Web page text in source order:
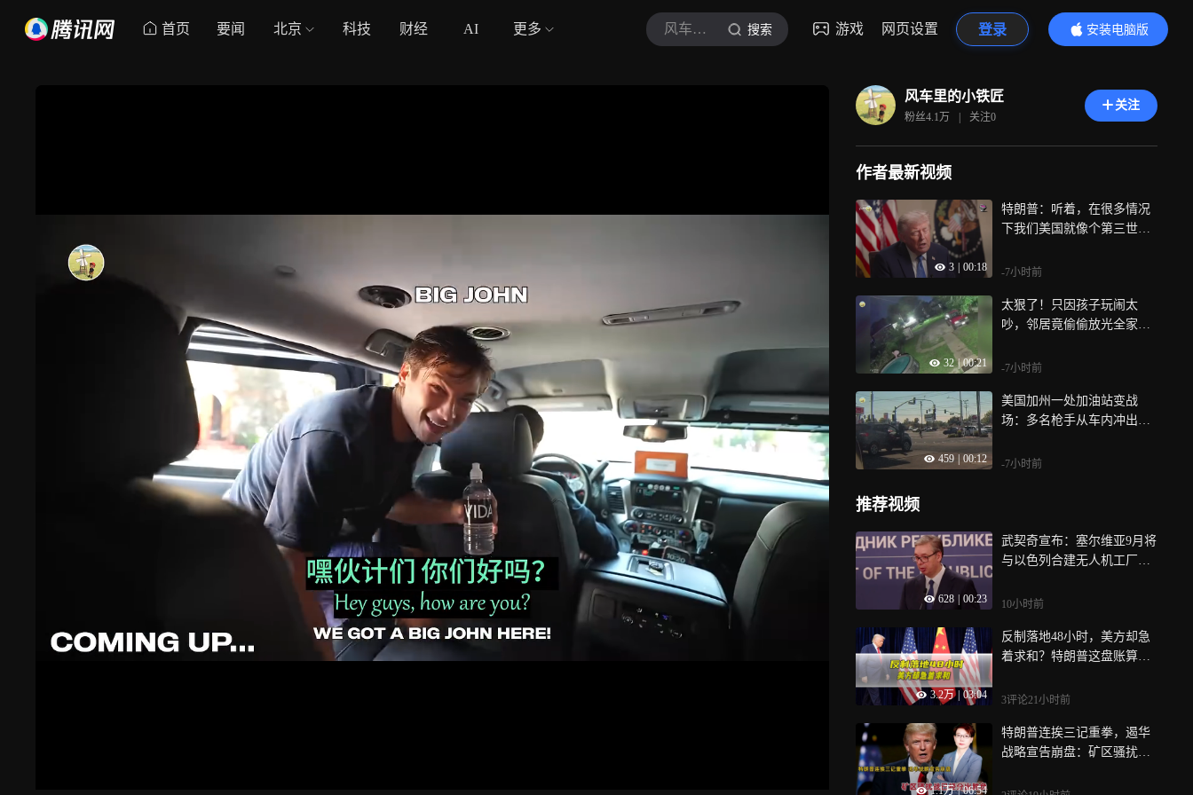
首页 要闻 北京 科技 财经 AI 更多 风车里的小铁匠 搜索 游戏 网页设置 登录
安装电脑版
内容更精彩
风车里的小铁匠
粉丝4.1万 | 关注0
关注
作者最新视频
3 00:18
特朗普：听着，在很多情况
下我们美国就像个第三世界
-7小时前
32 00:21
太狠了！只因孩子玩闹太
吵，邻居竟偷偷放光全家充
-7小时前
459 00:12
美国加州一处加油站变战
场：多名枪手从车内冲出疯
-7小时前
推荐视频
628 00:23
武契奇宣布：塞尔维亚9月将
与以色列合建无人机工厂，
10小时前
3.2万 03:04
反制落地48小时，美方却急
着求和？特朗普这盘账算得
3评论21小时前
1.1万 | 06:54
特朗普连挨三记重拳，遏华
战略宣告崩盘：矿区骚扰战